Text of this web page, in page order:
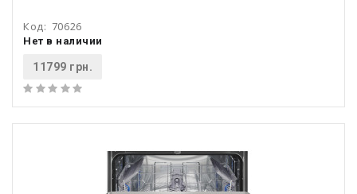
Код: 70626
Нет в наличии
11799 грн.